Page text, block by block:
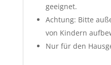
geeignet.
Achtung: Bitte
von Kindern
Nur für den